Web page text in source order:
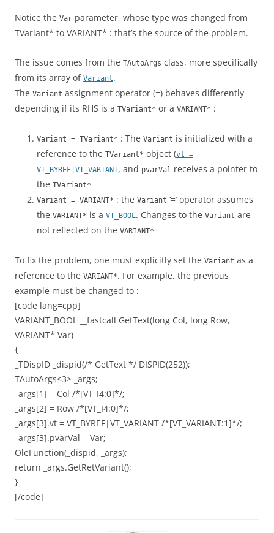
Notice the Var parameter, whose type was changed from
TVariant* to VARIANT* : that’s the source of the problem.
The issue comes from the TAutoArgs class, more specifically
from its array of Variant.
The Variant assignment operator (=) behaves differently
depending if its RHS is a TVariant* or a VARIANT* :
Variant = TVariant* : The Variant is initialized with a
reference to the TVariant* object (vt =
VT_BYREF|VT_VARIANT, and pvarVal receives a pointer to
the TVariant*
Variant = VARIANT* : the Variant ‘=’ operator assumes
the VARIANT* is a VT_BOOL. Changes to the Variant are
not reflected on the VARIANT*
To fix the problem, one must explicitly set the Variant as a
reference to the VARIANT*. For example, the previous
example must be changed to :
[code lang=cpp]
VARIANT_BOOL __fastcall GetText(long Col, long Row,
VARIANT* Var)
{
_TDispID _dispid(/* GetText */ DISPID(252));
TAutoArgs<3> _args;
_args[1] = Col /*[VT_I4:0]*/;
_args[2] = Row /*[VT_I4:0]*/;
_args[3].vt = VT_BYREF|VT_VARIANT /*[VT_VARIANT:1]*/;
_args[3].pvarVal = Var;
OleFunction(_dispid, _args);
return _args.GetRetVariant();
}
[/code]